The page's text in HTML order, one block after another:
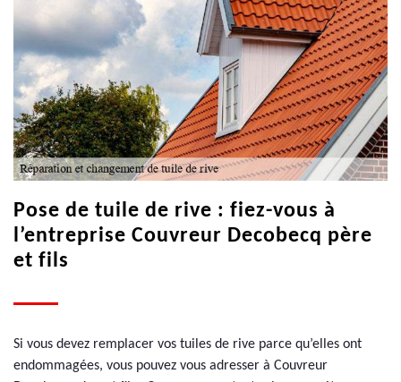
Pose de tuile de rive : fiez-vous à
l’entreprise Couvreur Decobecq père
et fils
Si vous devez remplacer vos tuiles de rive parce qu’elles ont
endommagées, vous pouvez vous adresser à Couvreur